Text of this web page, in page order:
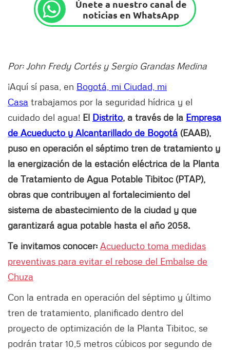
Únete a nuestro canal de
noticias en WhatsApp
Por: John Fredy Cortés y Sergio Grandas Medina
¡Aquí sí pasa, en Bogotá, mi Ciudad, mi
Casa trabajamos por la seguridad hídrica y el
cuidado del agua! El Distrito, a través de la Empresa
de Acueducto y Alcantarillado de Bogotá (EAAB),
puso en operación el séptimo tren de tratamiento y
la energización de la estación eléctrica de la Planta
de Tratamiento de Agua Potable Tibitoc (PTAP),
obras que contribuyen al fortalecimiento del
sistema de abastecimiento de la ciudad y que
garantizará agua potable hasta el año 2058.
Te invitamos conocer: Acueducto toma medidas
preventivas para evitar el rebose del Embalse de
Chuza
Con la entrada en operación del séptimo y último
tren de tratamiento, planificado dentro del
proyecto de optimización de la Planta Tibitoc, se
podrán tratar 10,5 metros cúbicos por segundo de